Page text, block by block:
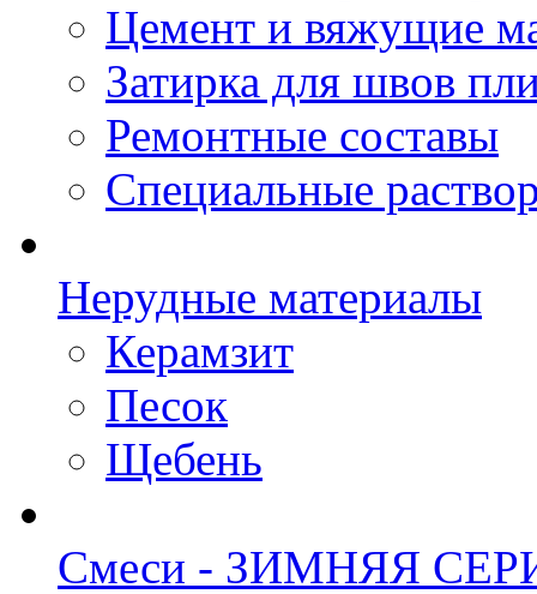
Цемент и вяжущие
Затирка для швов
Ремонтные составы
Специальные
Нерудные материалы
Керамзит
Песок
Щебень
Смеси - ЗИМНЯЯ